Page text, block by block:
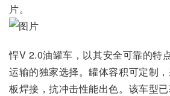
片。
悍V 2.0油罐车，以其安全可靠的特
运输的独家选择。罐体容积可定制
板焊接，抗冲击性能出色。该车型